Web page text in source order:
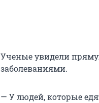
Ученые увидели
заболеваниями.
— У людей, которые